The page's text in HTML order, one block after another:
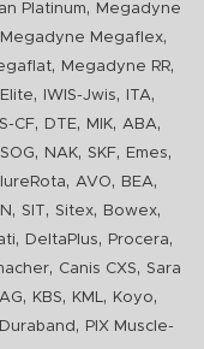
Platinum,
Megadyne
Megadyne Megaflex,
, Megadyne RR,
, IWIS-Jwis, ITA,
CF, DTE, MIK, ABA,
SOG, NAK, SKF, Emes,
, AVO, BEA,
, SIT, Sitex, Bowex,
, DeltaPlus, Procera,
, Canis CXS, Sara
, KBS, KML, Koyo,
Duraband ,
PIX Muscle-